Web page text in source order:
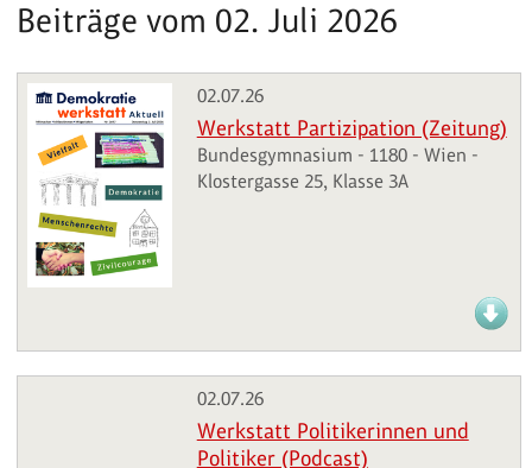
Beiträge vom 02. Juli 2026
02.07.26
Werkstatt Partizipation (Zeitung)
Bundesgymnasium - 1180 - Wien -
Klostergasse 25, Klasse 3A
02.07.26
Werkstatt Politikerinnen und
Politiker (Podcast)